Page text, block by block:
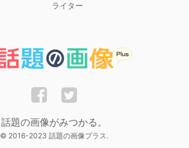
ライター
話題の画像がみつかる。
© 2016-2023 話題の画像プラス.